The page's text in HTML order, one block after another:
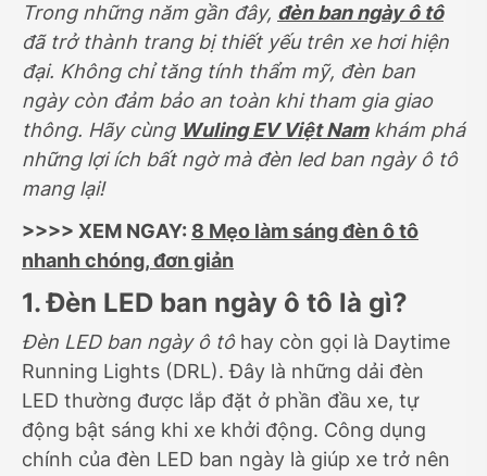
Trong những năm gần đây, đèn ban ngày ô tô
đã trở thành trang bị thiết yếu trên xe hơi hiện
đại. Không chỉ tăng tính thẩm mỹ, đèn ban
ngày còn đảm bảo an toàn khi tham gia giao
thông. Hãy cùng Wuling EV Việt Namkhám phá
những lợi ích bất ngờ mà đèn led ban ngày ô tô
mang lại!
>>>> XEM NGAY: 8 Mẹo làm sáng đèn ô tô
nhanh chóng, đơn giản
1. Đèn LED ban ngày ô tô là gì?
Đèn LED ban ngày ô tôhay còn gọi là Daytime
Running Lights (DRL). Đây là những dải đèn
LED thường được lắp đặt ở phần đầu xe, tự
động bật sáng khi xe khởi động. Công dụng
chính của đèn LED ban ngày là giúp xe trở nên